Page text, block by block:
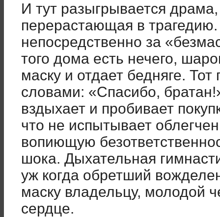
И тут разыгрывается
перерастающая в
непосредственно за
того дома есть нечего,
маску и отдает бедняге.
словами: «Спасибо,
вздыхает и пробивает
что не испытывает
вопиющую
шока. Дыхательная
уж когда обретший
маску владельцу, молодой
сердце.